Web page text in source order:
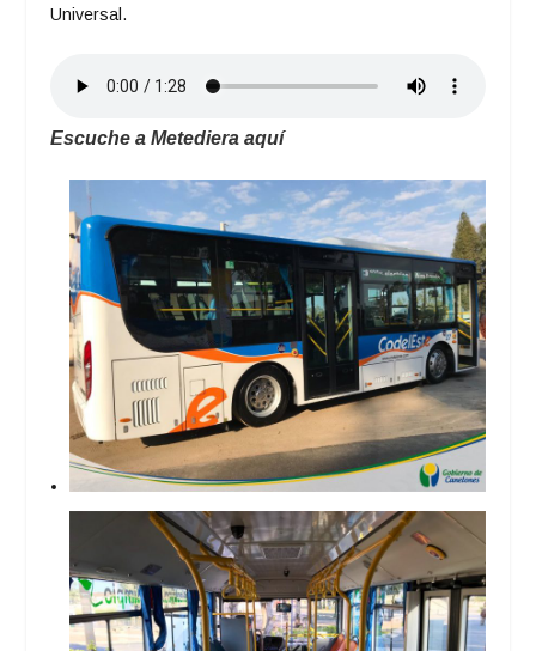
Universal.
Escuche a Metediera aquí